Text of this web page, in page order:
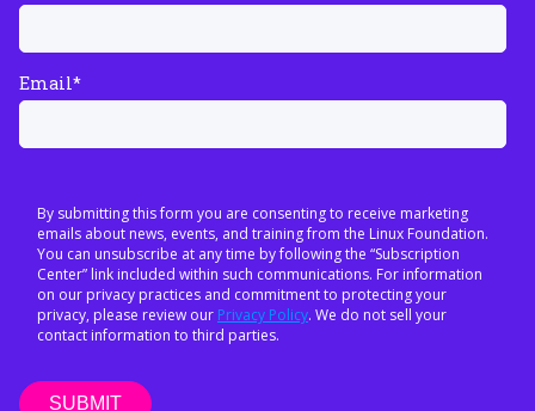
Email*
By submitting this form you are consenting to receive marketing
emails about news, events, and training from the Linux Foundation.
You can unsubscribe at any time by following the “Subscription
Center” link included within such communications. For information
on our privacy practices and commitment to protecting your
privacy, please review our Privacy Policy. We do not sell your
contact information to third parties.